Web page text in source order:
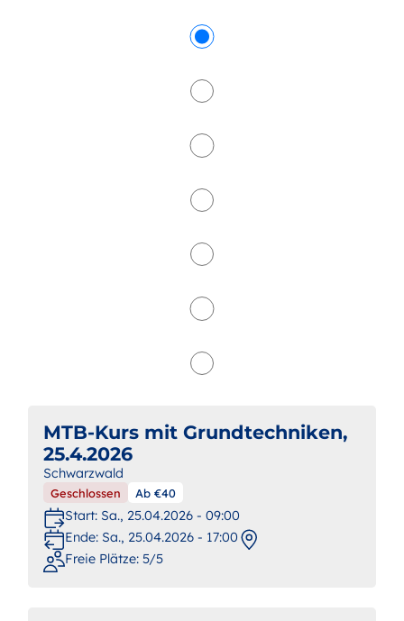
MTB-Kurs mit Grundtechniken,
25.4.2026
Schwarzwald
Geschlossen Ab €40
Start: Sa., 25.04.2026 - 09:00
Ende: Sa., 25.04.2026 - 17:00
Freie Plätze: 5/5